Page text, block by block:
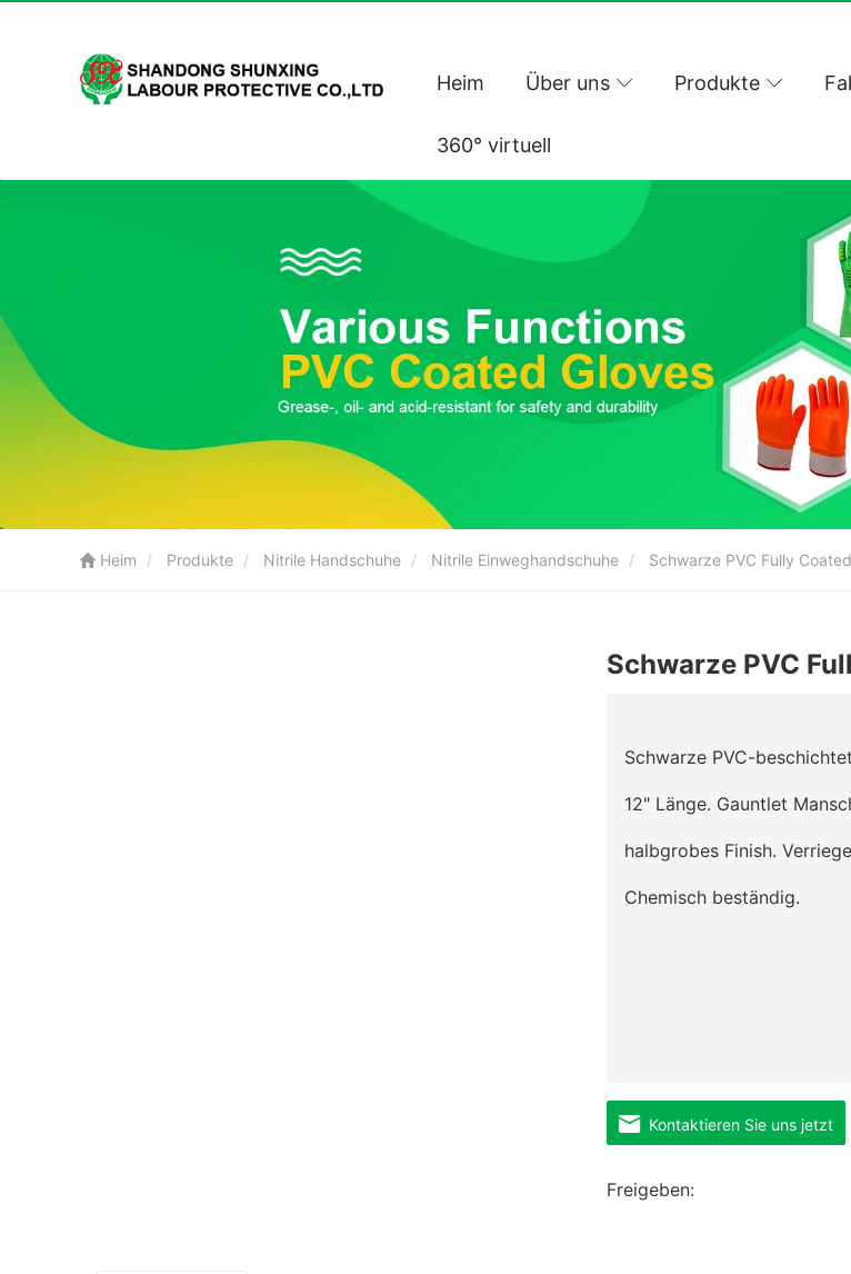
Heim Über uns Produkte
360° virtuell
Heim Produkte Nitrile Handschuhe Nitrile Einweghandschuhe Schwarze PVC Fully
Schwarze PVC
Schwarze PVC-
12" Länge. Gauntlet
halbgrobes Finish.
Chemisch beständig.
Kontaktieren Sie uns jetzt
Freigeben: